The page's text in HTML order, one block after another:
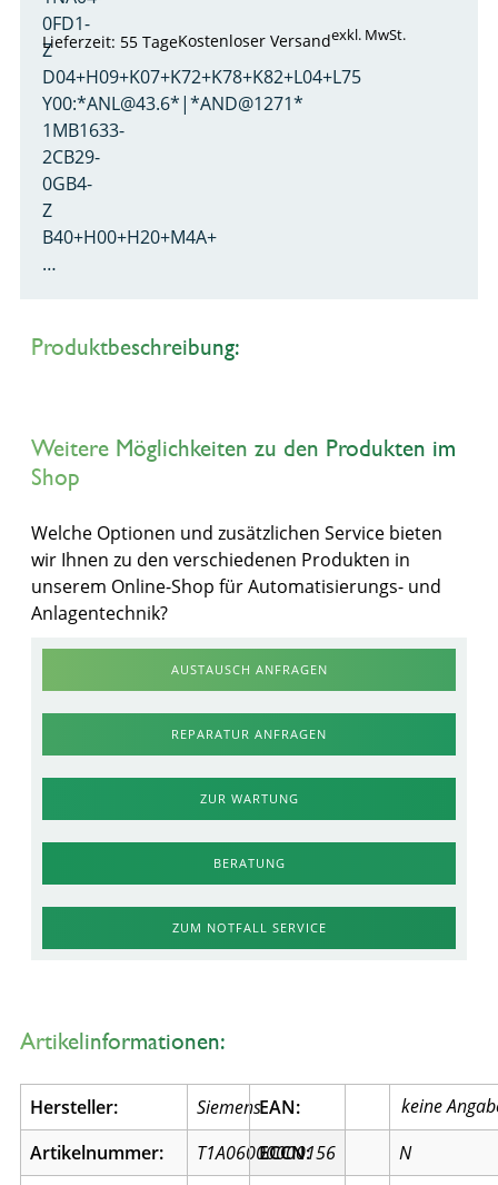
0FD1-
Z
D04+H09+K07+K72+K78+K82+L04+L75
Y00:*ANL@43.6*|*AND@1271*
1MB1633-
2CB29-
0GB4-
Z
B40+H00+H20+M4A+
…
Lieferzeit: 55 TageKostenloser Versandexkl. MwSt.
Produktbeschreibung:
Weitere Möglichkeiten zu den Produkten im
Shop
Welche Optionen und zusätzlichen Service bieten
wir Ihnen zu den verschiedenen Produkten in
unserem Online-Shop für Automatisierungs- und
Anlagentechnik?
AUSTAUSCH ANFRAGEN
REPARATUR ANFRAGEN
ZUR WARTUNG
BERATUNG
ZUM NOTFALL SERVICE
Artikelinformationen:
Hersteller:
Siemens
Artikelnummer:
T1A06000000156
EAN:
ECCN:
N